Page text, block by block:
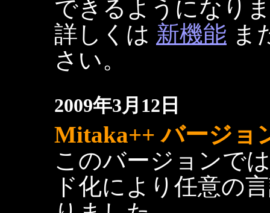
できるようになり
詳しくは 新機能 ま
さい。
2009年3月12日
Mitaka++ バージョ
このバージョンで
ド化により任意の